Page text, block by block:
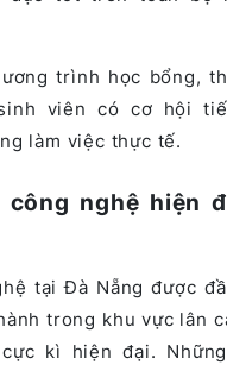
trình học bổng,
viên có cơ hội
làm việc thực tế.
công nghệ hiện
tại Đà Nẵng được
trong khu vực lân
kì hiện đại.